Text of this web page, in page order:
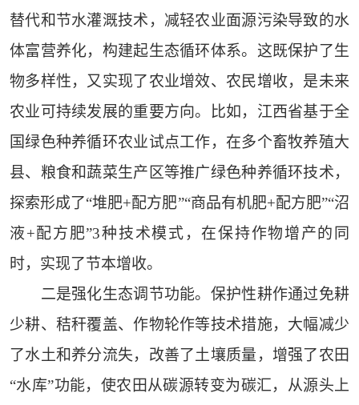
替代和节水灌溉技术，减轻农业面源污染导致的水
体富营养化，构建起生态循环体系。这既保护了生
物多样性，又实现了农业增效、农民增收，是未来
农业可持续发展的重要方向。比如，江西省基于全
国绿色种养循环农业试点工作，在多个畜牧养殖大
县、粮食和蔬菜生产区等推广绿色种养循环技术，
探索形成了“堆肥+配方肥”“商品有机肥+配方肥”“沼
液+配方肥”3种技术模式，在保持作物增产的同
时，实现了节本增收。
二是强化生态调节功能。保护性耕作通过免耕
少耕、秸秆覆盖、作物轮作等技术措施，大幅减少
了水土和养分流失，改善了土壤质量，增强了农田
“水库”功能，使农田从碳源转变为碳汇，从源头上